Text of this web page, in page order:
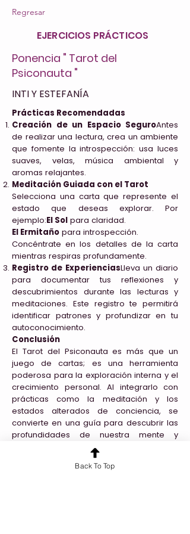
Regresar
EJERCICIOS PRÁCTICOS
Ponencia " Tarot del
Psiconauta "
INTI Y ESTEFANÍA
Prácticas Recomendadas
Creación de un Espacio SeguroAntes
de realizar una lectura, crea un ambiente
que fomente la introspección: usa luces
suaves, velas, música ambiental y
aromas relajantes.
Meditación Guiada con el Tarot
Selecciona una carta que represente el
estado que deseas explorar. Por
ejemplo:El Sol para claridad.
El Ermitaño para introspección.
Concéntrate en los detalles de la carta
mientras respiras profundamente.
Registro de ExperienciasLleva un diario
para documentar tus reflexiones y
descubrimientos durante las lecturas y
meditaciones. Este registro te permitirá
identificar patrones y profundizar en tu
autoconocimiento.
Conclusión
El Tarot del Psiconauta es más que un
juego de cartas; es una herramienta
poderosa para la exploración interna y el
crecimiento personal. Al integrarlo con
prácticas como la meditación y los
estados alterados de conciencia, se
convierte en una guía para descubrir las
profundidades de nuestra mente y
nuestra luz interior. Como psiconautas, el
viaje nunca termina; siempre hay más
Back To Top